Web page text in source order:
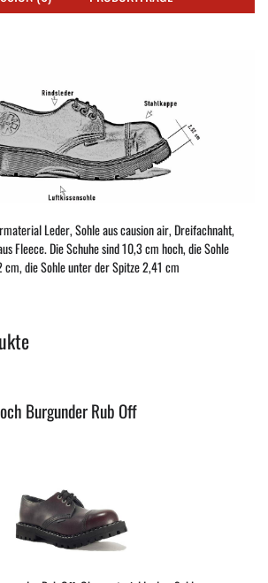
Leder, Sohle aus causion air, Dreifachnaht,
Fleece. Die Schuhe sind 10,3 cm hoch, die Sohle
die Sohle unter der Spitze 2,41 cm
Burgunder Rub Off